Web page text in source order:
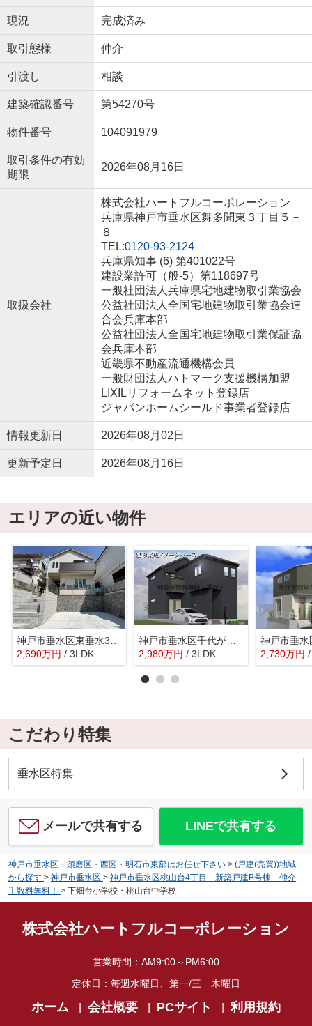
現況 完成済み
取引態様 仲介
引渡し 相談
建築確認番号 第54270号
物件番号 104091979
取引条件の有効
期限
2026年08月16日
取扱会社
株式会社ハートフルコーポレーション
兵庫県神戸市垂水区舞多聞東３丁目５－
８
TEL:0120-93-2124
兵庫県知事 (6) 第401022号
建設業許可（般-5）第118697号
一般社団法人兵庫県宅地建物取引業協会
公益社団法人全国宅地建物取引業協会連
合会兵庫本部
公益社団法人全国宅地建物取引業保証協
会兵庫本部
近畿県不動産流通機構会員
一般財団法人ハトマーク支援機構加盟
LIXILリフォームネット登録店
ジャパンホームシールド事業者登録店
情報更新日 2026年08月02日
更新予定日 2026年08月16日
エリアの近い物件
2,690万円 / 3LDK
神戸市垂水区千代が丘1丁目 新築戸建 仲介手数料無料！
2,980万円 / 3LDK 2,730万円
こだわり特集
垂水区特集
メールで共有する LINEで共有する
神戸市垂水区・須磨区・西区・明石市東部はお任せ下さい > (戸建(売買))地域
から探す > 神戸市垂水区 > 神戸市垂水区桃山台4丁目 新築戸建B号棟 仲介
手数料無料！ > 下畑台小学校・桃山台中学校
株式会社ハートフルコーポレーション
営業時間： AM9:00～PM6:00
定休日： 毎週水曜日、第一/三 木曜日
ホーム 会社概要 PCサイト 利用規約